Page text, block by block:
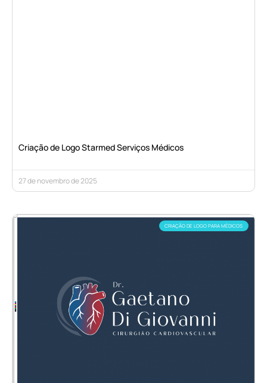
Criação de Logo Starmed Serviços Médicos
27 de novembro de 2025
CRIAÇÃO DE LOGO PARA MÉDICOS